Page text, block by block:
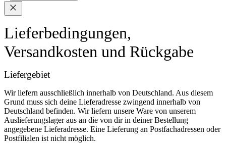
Lieferbedingungen,
Versandkosten und Rückgabe
Liefergebiet
Wir liefern ausschließlich innerhalb von Deutschland. Aus diesem
Grund muss sich deine Lieferadresse zwingend innerhalb von
Deutschland befinden. Wir liefern unsere Ware von unserem
Auslieferungslager aus an die von dir in deiner Bestellung
angegebene Lieferadresse. Eine Lieferung an Postfachadressen oder
Postfilialen ist nicht möglich.